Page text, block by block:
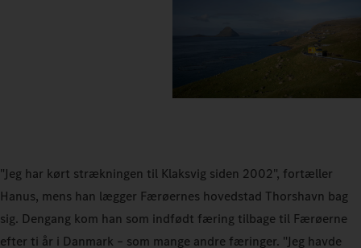
"Jeg har kørt strækningen til Klaksvig siden 2002", fortæller
Hanus, mens han lægger Færøernes hovedstad Thorshavn bag
sig. Dengang kom han som indfødt færing tilbage til Færøerne
efter ti år i Danmark – som mange andre færinger. "Jeg havde